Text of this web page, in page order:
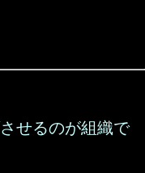
せるのが組織で